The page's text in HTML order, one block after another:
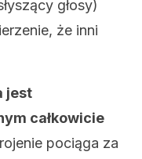
głosy)
że inni
jest
całkowicie
pociąga za